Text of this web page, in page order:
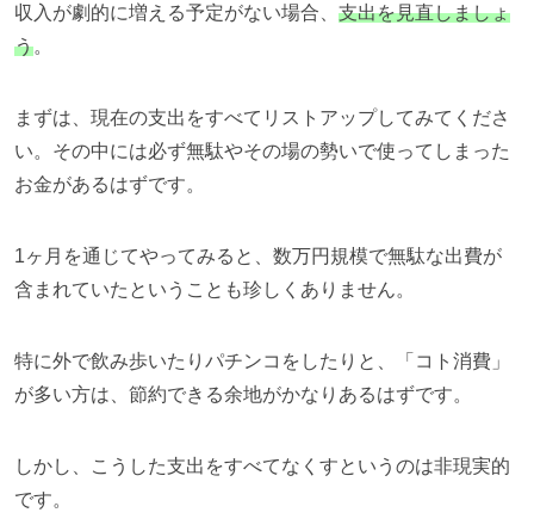
収入が劇的に増える予定がない場合、 支出を見直しましょ
う。
まずは、現在の支出をすべてリストアップしてみてくださ
い。 その中には必ず無駄やその場の勢いで使ってしまった
お金があるはずです。
1ヶ月を通じてやってみると、数万円規模で無駄な出費が
含まれていたということも珍しくありません。
特に外で飲み歩いたりパチンコをしたりと、「コト消費」
が多い方は、節約できる余地がかなりあるはずです。
しかし、こうした支出をすべてなくすというのは非現実的
です。